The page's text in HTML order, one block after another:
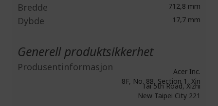
Bredde 712,8 mm
Dybde 17,7 mm
Generell produktsikkerhet
Produsentinformasjon
Acer Inc.
8F, No. 88, Section 1, Xin
Tai 5th Road, Xizhi
New Taipei City 221